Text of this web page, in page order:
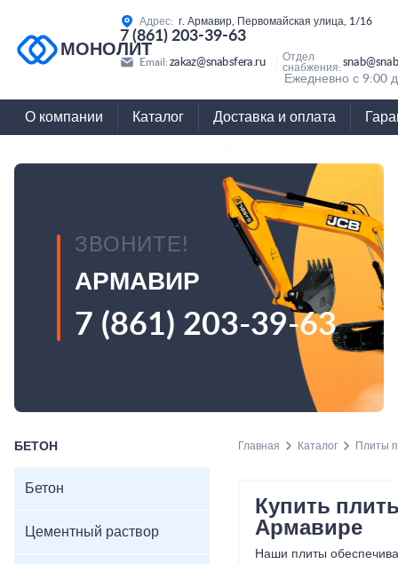
МОНОЛИТ
Адрес: г. Армавир, Первомайская улица, 1/16
7 (861) 203-39-63
Email: zakaz@snabsfera.ru
Отдел
снабжения:
Ежедневно с 9:00
О компании Каталог Доставка и оплата
ЗВОНИТЕ!
АРМАВИР
7 (861) 203-39-63
БЕТОН
Бетон
Цементный раствор
Главная Каталог Плиты
Купить
Армавире
Наши плиты